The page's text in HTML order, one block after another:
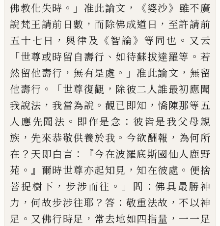
佛教化失時 。」 准此論文 ，《婆沙》 雖不廣
說梵王請前 日數 ， 而除佛成道日 ， 至許請前
五十七日 ， 與律及 《智論》 等同也 。 又云
「世尊或時留 自壽行 、 如待蘇拔達羅等 。 若
然留他壽行 ， 無有是處 。」 准此論文 ， 無留
他壽行 。「世尊復觀 ， 除彼二人誰最初應聞
我說法 ， 我當為說 。 觀已即知 ， 憍陳那等五
人應先聞法 。 即作是念 ： 彼皆是我父母親
族 ， 先來恭敬供養於我 。 今欲酬報 ， 為何所
在 ？ 天即白言 ： 『今在波羅底斯國仙人鹿野
苑 。』 爾時世尊亦起知見 ，知在彼處 。 便捨
菩提樹下 ， 步涉而往 。」 問 ：佛具最勝神
力 ，何故步涉往耶 ？ 答 ： 敬重法故 ，不以神
足 。 又佛行時足 ， 常去地如四指量 ， 一一足